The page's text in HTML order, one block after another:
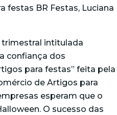
festas BR Festas, Luciana
trimestral intitulada
confiança dos
para festas” feita pela
de Artigos para
esperam que o
O sucesso das